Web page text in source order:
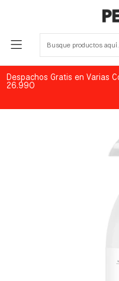
Despachos Gratis en Varias
26.990